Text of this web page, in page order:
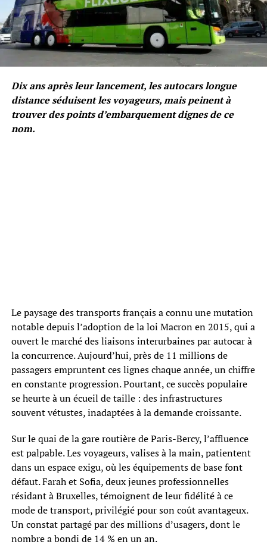
Dix ans après leur lancement, les autocars longue
distance séduisent les voyageurs, mais peinent à
trouver des points d’embarquement dignes de ce
nom.
Le paysage des transports français a connu une mutation
notable depuis l’adoption de la loi Macron en 2015, qui a
ouvert le marché des liaisons interurbaines par autocar à
la concurrence. Aujourd’hui, près de 11 millions de
passagers empruntent ces lignes chaque année, un chiffre
en constante progression. Pourtant, ce succès populaire
se heurte à un écueil de taille : des infrastructures
souvent vétustes, inadaptées à la demande croissante.
Sur le quai de la gare routière de Paris-Bercy, l’affluence
est palpable. Les voyageurs, valises à la main, patientent
dans un espace exigu, où les équipements de base font
défaut. Farah et Sofia, deux jeunes professionnelles
résidant à Bruxelles, témoignent de leur fidélité à ce
mode de transport, privilégié pour son coût avantageux.
Un constat partagé par des millions d’usagers, dont le
nombre a bondi de 14 % en un an.